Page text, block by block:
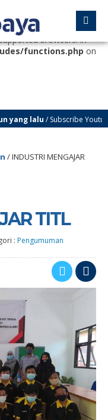
>add_data() was called
version 6.9.0! IE
browsers. in
functions.php on
/ Subscribe Youtube
/INDUSTRI MENGAJAR
TITL
: Pengumuman